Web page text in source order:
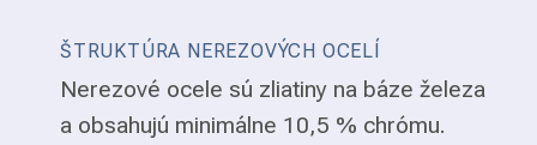
ŠTRUKTÚRA NEREZOVÝCH OCELÍ
Nerezové ocele sú zliatiny na báze železa
a obsahujú minimálne 10,5 % chrómu.